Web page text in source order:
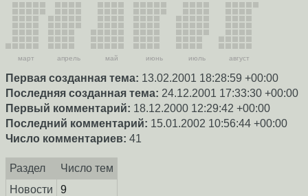
март апрель май июнь июль август
Первая созданная тема: 13.02.2001 18:28:59 +00:00
Последняя созданная тема: 24.12.2001 17:33:30 +00:00
Первый комментарий: 18.12.2000 12:29:42 +00:00
Последний комментарий: 15.01.2002 10:56:44 +00:00
Число комментариев: 41
Раздел
Число тем
Новости
9